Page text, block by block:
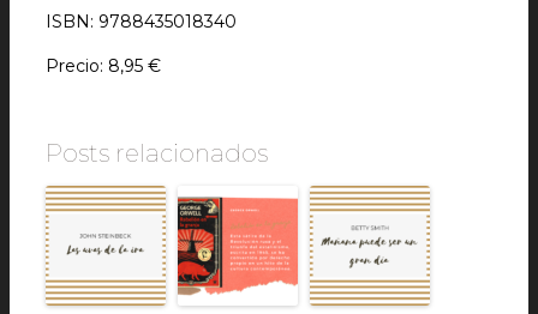
ISBN: 9788435018340
Precio: 8,95 €
Posts relacionados